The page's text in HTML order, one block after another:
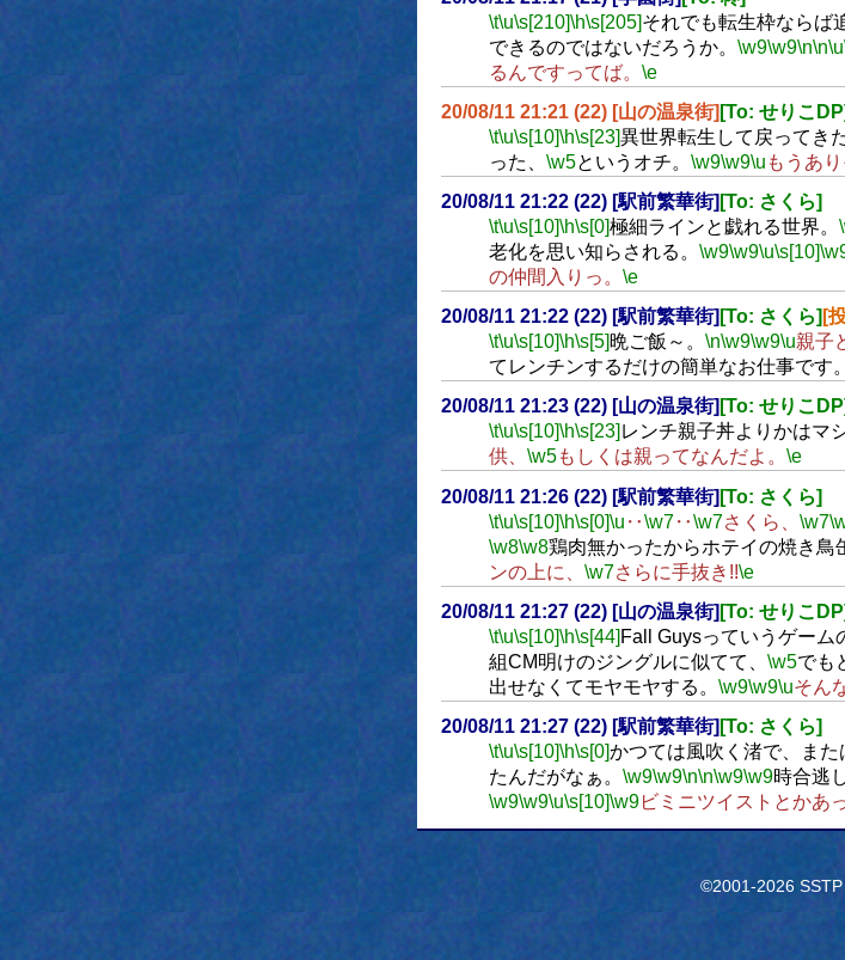
\t\u\s[210]\h\s[205]それでも転生枠ならば
できるのではないだろうか。 \w9\w9\n\n\u
るんですってば。 \e
20/08/11 21:21 (22) [山の温泉街] [To: せりこ
\t\u\s[10]\h\s[23]異世界転生して戻ってき
った、 \w5というオチ。 \w9\w9\u もうあり
20/08/11 21:22 (22) [駅前繁華街] [To: さくら]
\t\u\s[10]\h\s[0]極細ラインと戯れる世界。
老化を思い知らされる。 \w9\w9\u\s[10]
の仲間入りっ。 \e
20/08/11 21:22 (22) [駅前繁華街] [To: さくら] [
\t\u\s[10]\h\s[5]晩ご飯～。 \n\w9\w9\u親子
てレンチンするだけの簡単なお仕事です。
20/08/11 21:23 (22) [山の温泉街] [To: せりこ
\t\u\s[10]\h\s[23] レンチ親子丼よりかはマ
供、 \w5もしくは親ってなんだよ。 \e
20/08/11 21:26 (22) [駅前繁華街] [To: さくら]
\t\u\s[10]\h\s[0]\u ‥\w7‥\w7さくら、 \w7
\w8\w8鶏肉無かったからホテイの焼き鳥
ンの上に、 \w7さらに手抜き!!\e
20/08/11 21:27 (22) [山の温泉街] [To: せりこ
\t\u\s[10]\h\s[44] Fall Guysっていうゲーム
組CM明けのジングルに似てて、 \w5でも
出せなくてモヤモヤする。 \w9\w9\uそん
20/08/11 21:27 (22) [駅前繁華街] [To: さくら]
\t\u\s[10]\h\s[0]かつては風吹く渚で、ま
たんだがなぁ。 \w9\w9\n\n\w9\w9時合逃
\w9\w9\u\s[10]\w9ビミニツイストとかあ
©2001-2026